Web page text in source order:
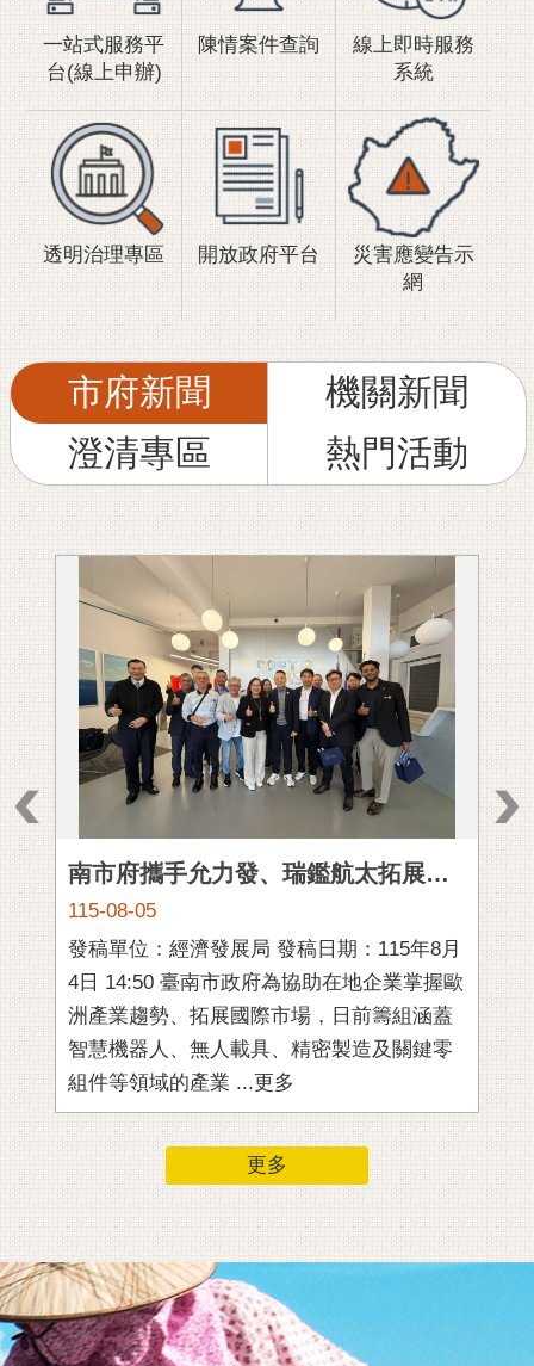
民
信
箱
English
日
本
私
及
策
站
資
料
開
宣
府
交
通
位
一站式服務平
台(線上申辦)
陳情案件查詢
線上即時服務
系統
透明治理專區 開放政府平台
災害應變告示
網
市府新聞
機關新聞
澄清專區
熱門活動
南市府攜手允力發、瑞鑑航太拓展歐洲合作新商機
115-08-05
發稿單位：經濟發展局 發稿日期：115年8月
4日 14:50 臺南市政府為協助在地企業掌握歐
洲產業趨勢、拓展國際市場，日前籌組涵蓋
智慧機器人、無人載具、精密製造及關鍵零
組件等領域的產業 ...更多
4日
更多